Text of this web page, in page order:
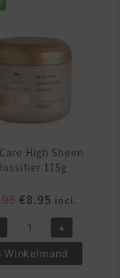
High Sheen
115g
Oorspronkelijke
was:
€9.95.
€8.95Huidige
prijs
is:
€8.95.
incl.
+
Winkelmand